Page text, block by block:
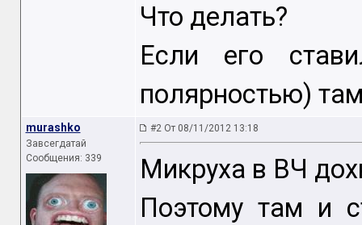
Что делать?
Если его
полярностью)
murashko
Завсегдатай
Сообщения: 339
#2 От 08/11/2012 13:18
Микруха в ВЧ
Поэтому там и